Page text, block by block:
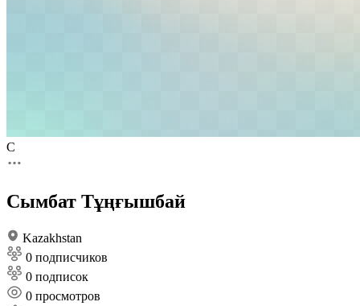
С
Сымбат Тұңғышбай
Kazakhstan
0 подписчиков
0 подписок
0 просмотров